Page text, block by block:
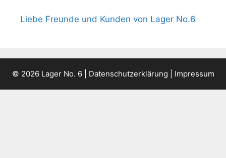
Liebe Freunde und Kunden von Lager No.6
© 2026 Lager No. 6 | Datenschutzerklärung Impressum